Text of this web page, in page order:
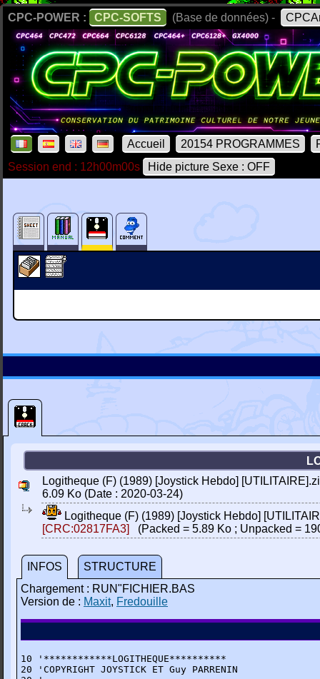
CPC-POWER : CPC-SOFTS (Base de données) -
Accueil 20154 PROGRAMMES
Session end : 12h00m00s
Hide picture Sexe : OFF
Logitheque (F) (1989) [Joystick Hebdo]
6.09 Ko (Date : 2020-03-24)
Logitheque (F) (1989) [Joystick Hebdo]
[CRC:02817FA3]
(Packed = 5.89 Ko ; Unpacked =
INFOS
STRUCTURE
Chargement : RUN"FICHIER.BAS
Version de : Maxit, Fredouille
10 '************LOGITHEQUE**********
20 'COPYRIGHT JOYSTICK ET Guy PARRENIN